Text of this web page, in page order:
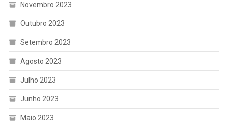
Novembro 2023
Outubro 2023
Setembro 2023
Agosto 2023
Julho 2023
Junho 2023
Maio 2023